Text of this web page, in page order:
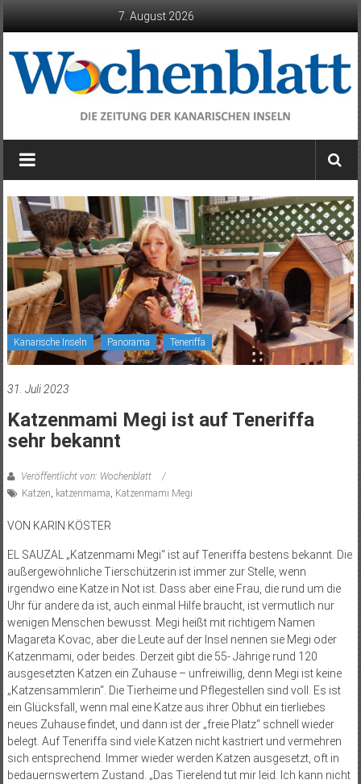
7. August 2026
Wochenblatt
die
der
Kanarischen
Inseln
Kanarische Inseln Panorama Teneriffa
31. Juli 2023
Katzenmami Megi ist auf Teneriffa
sehr bekannt
Veröffentlicht von: Wochenblatt
Katzen, katzenmama, Katzenmami Megi
VON KARIN KÖSTER
EL SAUZAL „Katzenmami Megi“ ist auf Teneriffa bestens bekannt. Die
außergewöhnliche Tierschützerin ist immer zur Stelle, wenn
irgendwo eine Katze in Not ist. Dass aber eine Frau, die rund um die
Uhr für andere da ist, auch einmal Hilfe braucht, ist vermutlich nur
wenigen Menschen bewusst. Megi heißt mit richtigem Namen
Magareta Kovac, aber die Leute auf der Insel nennen sie Megi oder
Katzenmami, oder beides. Derzeit gibt die 55- Jährige rund 120
ausgesetzten Katzen ein Zuhause – unfreiwillig, denn Megi ist keine
„Katzensammlerin“. Die Tierheime und Pflegestellen sind voll. Es ist
ein Glücksfall, wenn mal eine Katze aus ihrer Obhut ein tierliebes
neues Zuhause findet, und dann ist der „freie Platz“ schnell wieder
belegt. Auf Teneriffa sind viele Katzen nicht kastriert und vermehren
sich entsprechend. Immer wieder werden Katzen ausgesetzt, oft in
bedauernswertem Zustand. „Das Tierelend tut mir leid. Ich kann nicht